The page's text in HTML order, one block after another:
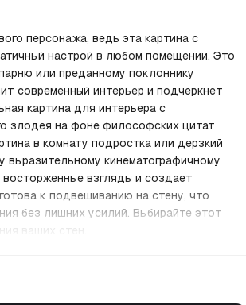
персонажа, ведь эта картина с
настрой в любом помещении. Это
или преданному поклоннику
современный интерьер и подчеркнет
картина для интерьера с
злодея на фоне философских цитат
в комнату подростка или дерзкий
выразительному кинематографичному
взгляды и создает
к подвешиванию на стену, что
без лишних усилий. Выбирайте этот
ваших стен.